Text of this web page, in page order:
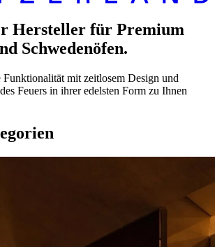
Hersteller für Premium
Schwedenöfen.
Funktionalität mit zeitlosem Design und
Feuers in ihrer edelsten Form zu Ihnen